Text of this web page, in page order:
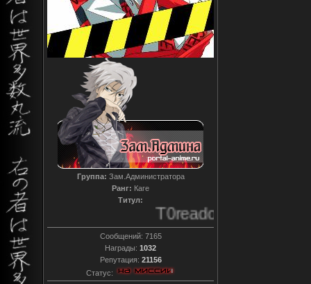
Группа: Зам.Администратора
Ранг: Каге
Титул:
T0reador xD
Сообщений: 7165
Награды: 1032
Репутация: 21156
Статус: